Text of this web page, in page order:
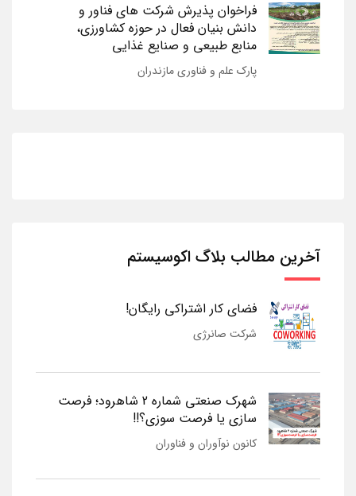
فراخوان پذیرش شرکت های فناور و
دانش بنیان فعال در حوزه کشاورزی،
منابع طبیعی و صنایع غذایی
پارک علم و فناوری مازندران
آخرین مطالب بلاگ اکوسیستم
فضای کار اشتراکی رایگان!
شرکت صانرژی
شهرک صنعتی شماره 2 شاهرود؛ فرصت
سازی یا فرصت سوزی؟!!
کانون نوآوران و فناوران